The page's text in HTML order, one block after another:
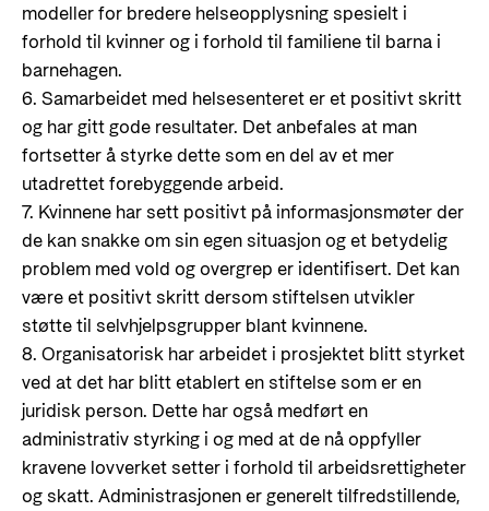
modeller for bredere helseopplysning spesielt i
forhold til kvinner og i forhold til familiene til barna i
barnehagen.
6. Samarbeidet med helsesenteret er et positivt skritt
og har gitt gode resultater. Det anbefales at man
fortsetter å styrke dette som en del av et mer
utadrettet forebyggende arbeid.
7. Kvinnene har sett positivt på informasjonsmøter der
de kan snakke om sin egen situasjon og et betydelig
problem med vold og overgrep er identifisert. Det kan
være et positivt skritt dersom stiftelsen utvikler
støtte til selvhjelpsgrupper blant kvinnene.
8. Organisatorisk har arbeidet i prosjektet blitt styrket
ved at det har blitt etablert en stiftelse som er en
juridisk person. Dette har også medført en
administrativ styrking i og med at de nå oppfyller
kravene lovverket setter i forhold til arbeidsrettigheter
og skatt. Administrasjonen er generelt tilfredstillende,